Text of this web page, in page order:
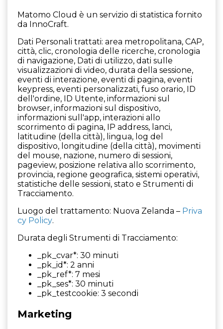
Matomo Cloud è un servizio di statistica fornito
da InnoCraft.
Dati Personali trattati: area metropolitana, CAP,
città, clic, cronologia delle ricerche, cronologia
di navigazione, Dati di utilizzo, dati sulle
visualizzazioni di video, durata della sessione,
eventi di interazione, eventi di pagina, eventi
keypress, eventi personalizzati, fuso orario, ID
dell'ordine, ID Utente, informazioni sul
browser, informazioni sul dispositivo,
informazioni sull'app, interazioni allo
scorrimento di pagina, IP address, lanci,
latitudine (della città), lingua, log del
dispositivo, longitudine (della città), movimenti
del mouse, nazione, numero di sessioni,
pageview, posizione relativa allo scorrimento,
provincia, regione geografica, sistemi operativi,
statistiche delle sessioni, stato e Strumenti di
Tracciamento.
Luogo del trattamento: Nuova Zelanda – Priva
cy Policy.
Durata degli Strumenti di Tracciamento:
_pk_cvar*: 30 minuti
_pk_id*: 2 anni
_pk_ref*: 7 mesi
_pk_ses*: 30 minuti
_pk_testcookie: 3 secondi
Marketing